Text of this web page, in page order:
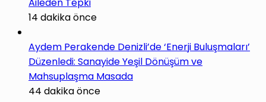
14 dakika önce
Aydem Perakende Denizli’de ‘Enerji Buluşmaları’
Düzenledi: Sanayide Yeşil Dönüşüm ve
Mahsuplaşma Masada
44 dakika önce